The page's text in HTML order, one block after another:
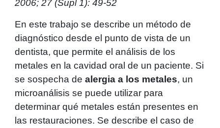
2006; 27 (Supl 1): 49-52
En este trabajo se describe un método de
diagnóstico desde el punto de vista de un
dentista, que permite el análisis de los
metales en la cavidad oral de un paciente. Si
se sospecha de alergia a los metales, un
microanálisis se puede utilizar para
determinar qué metales están presentes en
las restauraciones. Se describe el caso de